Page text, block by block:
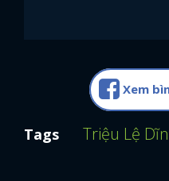
Xem
Tags Triệu Lệ